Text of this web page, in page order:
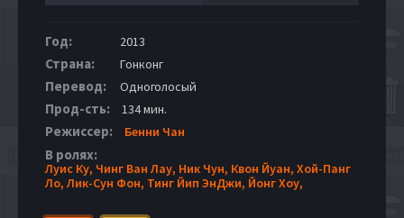
Год: 2013
Страна: Гонконг
Перевод: Одноголосый
Прод-сть: 134 мин.
Режиссер: Бенни Чан
В ролях:
Луис Ку, Чинг Ван Лау, Ник Чун, Квон Йуан, Хой-Панг
Ло,Лик-Сун Фон, Тинг Йип ЭнДжи, Йонг Хоу,